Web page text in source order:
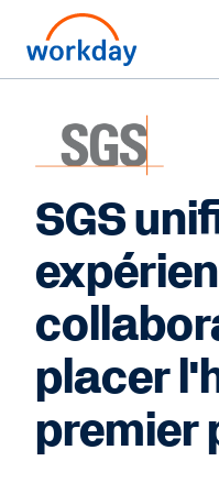
SGS
placer
premier